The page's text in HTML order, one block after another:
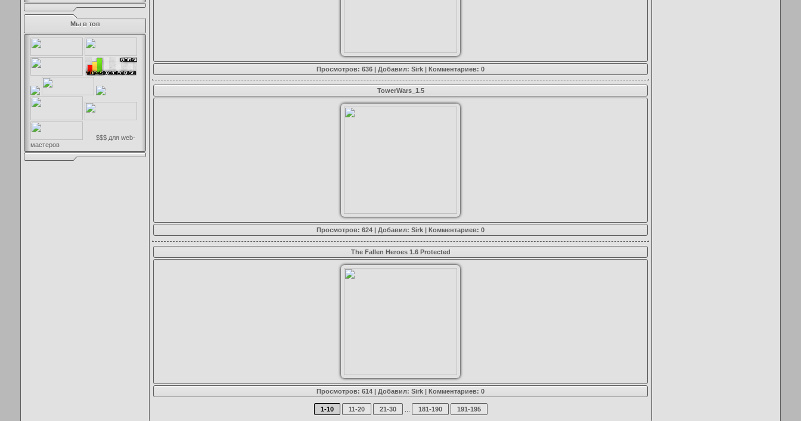
Мы в топ
$$$ для web-
мастеров
Просмотров: 636 | Добавил: Sirk | Комментариев: 0
TowerWars_1.5
Просмотров: 624 | Добавил: Sirk Комментариев: 0
The Fallen Heroes 1.6 Protected
Просмотров: 614 | Добавил: Sirk | Комментариев: 0
1-10 11-20 21-30 181-190 191-195